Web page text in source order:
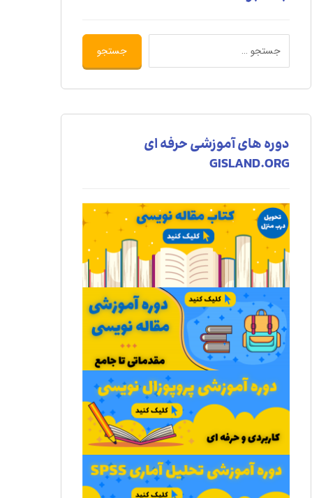
دوره های آموزشی حرفه ای
GISLAND.ORG